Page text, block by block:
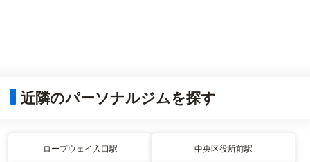
近隣のパーソナルジムを探す
ロープウェイ入口駅 中央区役所前駅